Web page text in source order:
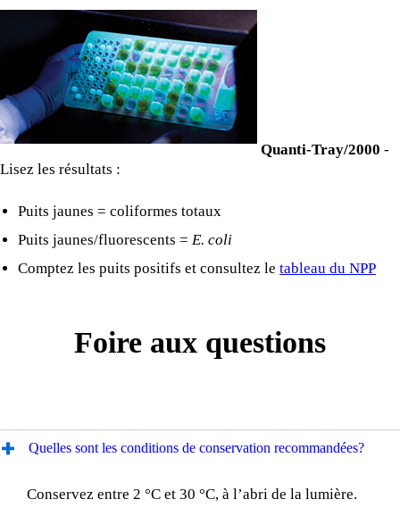
Quanti-Tray/2000 -
Lisez les résultats :
Puits jaunes = coliformes totaux
Puits jaunes/fluorescents = E. coli
Comptez les puits positifs et consultez le tableau du NPP
Foire aux questions
Quelles sont les conditions de conservation recommandées?
Conservez entre 2 °C et 30 °C, à l’abri de la lumière.